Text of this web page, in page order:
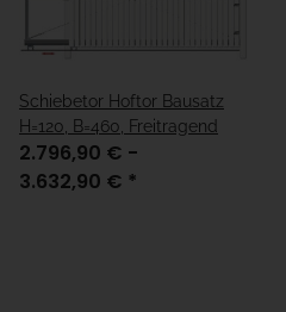
Schiebetor Hoftor Bausatz
H=120, B=460, Freitragend
2.796,90 € -
3.632,90 € *